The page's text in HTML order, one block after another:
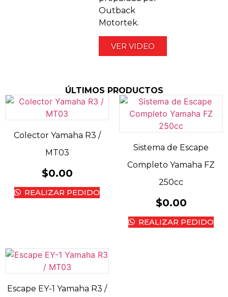
Outback
Motortek.
VER VIDEO
ÚLTIMOS PRODUCTOS
Colector Yamaha R3 /
MT03
$0.00
REALIZAR PEDIDO
Sistema de Escape
Completo Yamaha FZ
250cc
$0.00
REALIZAR PEDIDO
Escape EY-1 Yamaha R3 /